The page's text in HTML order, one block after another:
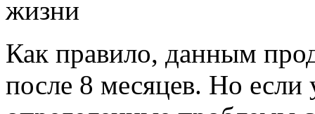
жизни
Как правило, данным
после 8 месяцев. Но